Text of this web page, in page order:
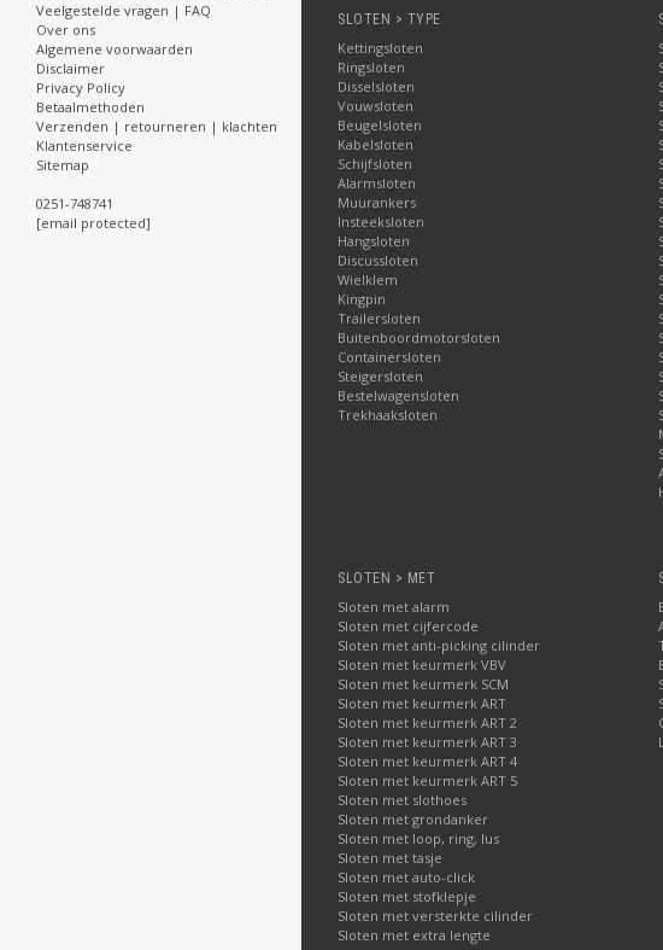
Veelgestelde vragen | FAQ
Over ons
Algemene voorwaarden
Disclaimer
Privacy Policy
Betaalmethoden
Verzenden | retourneren | klachten
Klantenservice
Sitemap
0251-748741
[email protected]
SLOTEN > TYPE
Kettingsloten
Ringsloten
Disselsloten
Vouwsloten
Beugelsloten
Kabelsloten
Schijfsloten
Alarmsloten
Muurankers
Insteeksloten
Hangsloten
Discussloten
Wielklem
Kingpin
Trailersloten
Buitenboordmotorsloten
Containersloten
Steigersloten
Bestelwagensloten
Trekhaaksloten
SLOTEN > MET
Sloten met alarm
Sloten met cijfercode
Sloten met anti-picking cilinder
Sloten met keurmerk VBV
Sloten met keurmerk SCM
Sloten met keurmerk ART
Sloten met keurmerk ART 2
Sloten met keurmerk ART 3
Sloten met keurmerk ART 4
Sloten met keurmerk ART 5
Sloten met slothoes
Sloten met grondanker
Sloten met loop, ring, lus
Sloten met tasje
Sloten met auto-click
Sloten met stofklepje
Sloten met versterkte cilinder
Sloten met extra lengte